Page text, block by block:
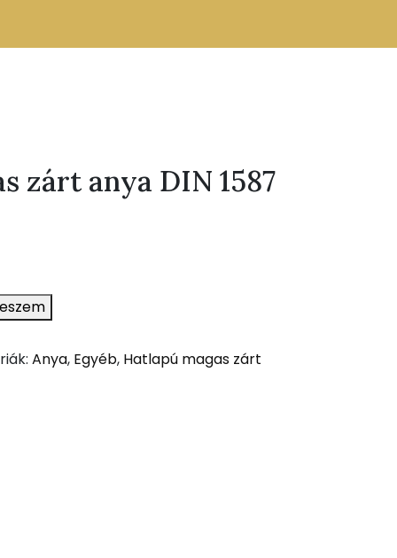
zárt anya DIN 1587
Anya, Egyéb, Hatlapú magas zárt